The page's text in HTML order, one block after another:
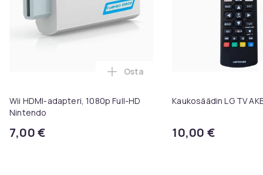
Kiinnitysreikien välinen etäisyys: 8,7 cm
Paristovirta: 4 x LR03 AAA 1,5V (ei sisälly)
Väri
Black
Wii HDMI-adapteri, 1080p Full-HD
Nintendo
7,00 €
Lisää Wii HDMI-adapteri, 1080p
Osta
Kaukosäädin LG TV
10,00 €